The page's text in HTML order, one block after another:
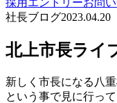
採用エントリーお問
社長ブログ2023.04.20
北上市長ライ
新しく市長になる八
という事で見に行って